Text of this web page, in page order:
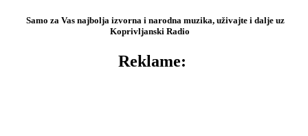
Samo za Vas najbolja izvorna i narodna muzika, uživajte i dalje uz
Koprivljanski Radio
Reklame: